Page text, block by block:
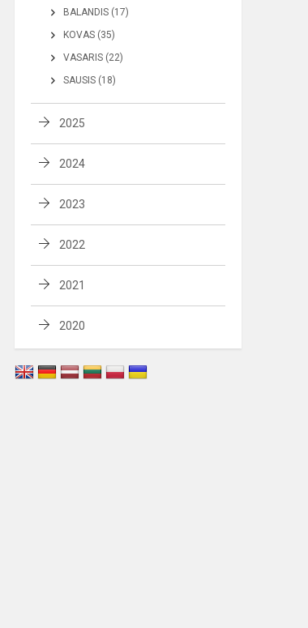
BALANDIS (17)
KOVAS (35)
VASARIS (22)
SAUSIS (18)
2025
2024
2023
2022
2021
2020